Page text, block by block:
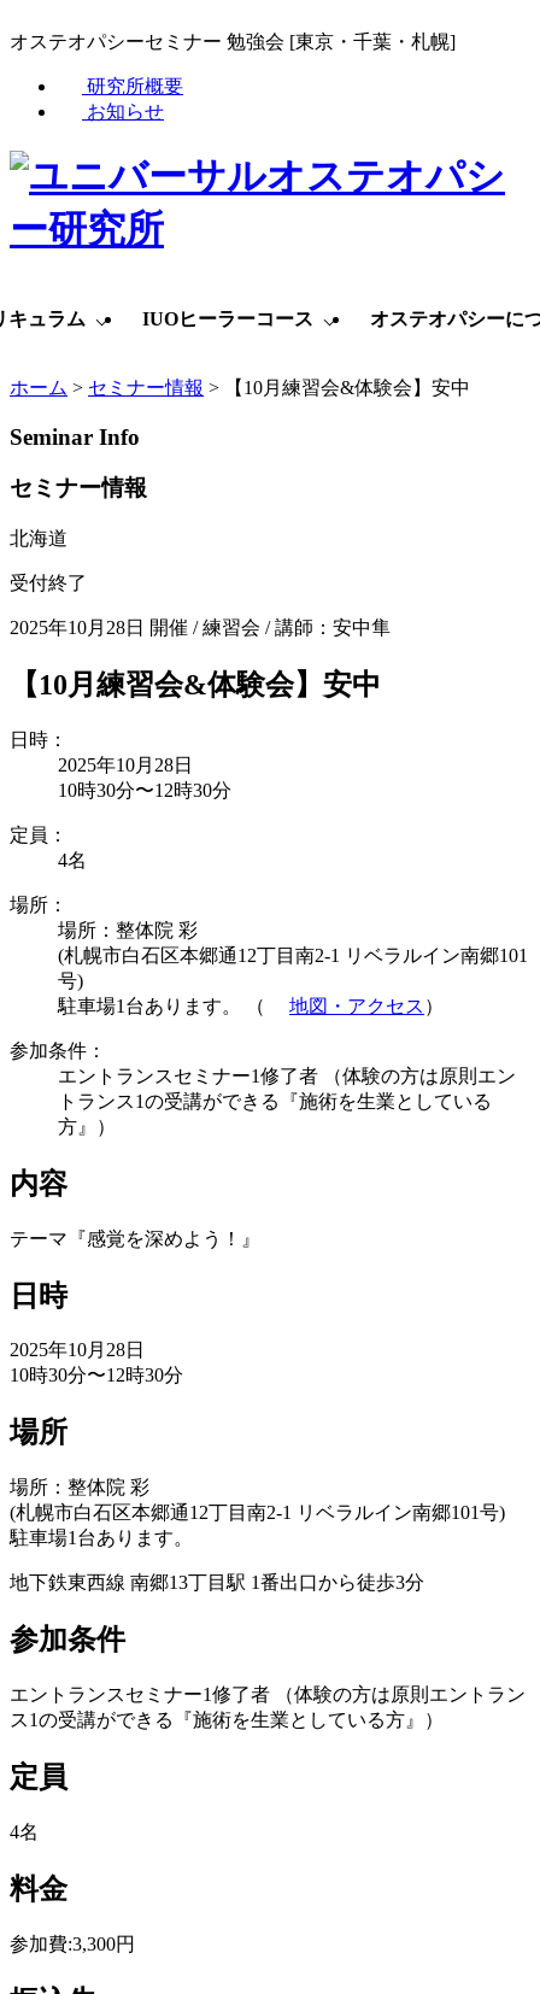
オステオパシーセミナー 勉強会 [東京・千葉・札幌]
研究所概要
お知らせ
キュラム IUOヒーラーコース オステオパシーに
ホーム > セミナー情報 > 【10月練習会&体験会】安中
Seminar Info
セミナー情報
北海道
受付終了
2025年10月28日 開催 /練習会 /講師：安中隼
【10月練習会&体験会】安中
日時：
2025年10月28日
10時30分〜12時30分
定員：
4名
場所：
場所：整体院 彩
(札幌市白石区本郷通12丁目南2-1 リベラルイン南郷101
号)
駐車場1台あります。 （
地図・アクセス ）
参加条件：
エントランスセミナー1修了者 （体験の方は原則エン
トランス1の受講ができる『施術を生業としている
方』）
内容
テーマ『感覚を深めよう！』
日時
2025年10月28日
10時30分〜12時30分
場所
場所：整体院 彩
(札幌市白石区本郷通12丁目南2-1 リベラルイン南郷101号)
駐車場1台あります。
地下鉄東西線 南郷13丁目駅 1番出口から徒歩3分
参加条件
エントランスセミナー1修了者 （体験の方は原則エントラン
ス1の受講ができる『施術を生業としている方』）
定員
4名
料金
参加費:3,300円